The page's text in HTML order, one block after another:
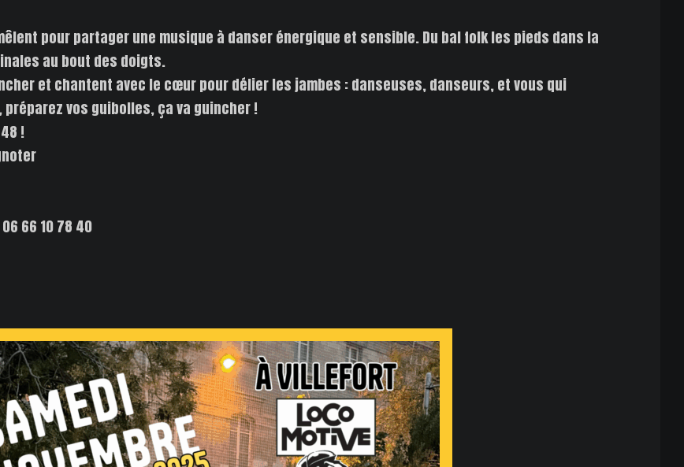
pour partager une musique à danser énergique et sensible. Du bal folk les pieds dans la
au bout des doigts.
et chantent avec le cœur pour délier les jambes : danseuses, danseurs, et vous qui
vos guibolles, ça va guincher !
!
66 10 78 40